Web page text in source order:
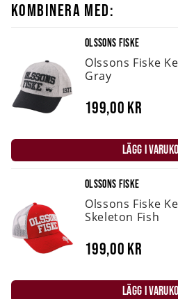
KOMBINERA MED:
OLSSONS FISKE
Olssons Fiske
Gray
199,00 kr
LÄGG I
OLSSONS FISKE
Olssons Fiske
Skeleton Fish
199,00 kr
LÄGG I